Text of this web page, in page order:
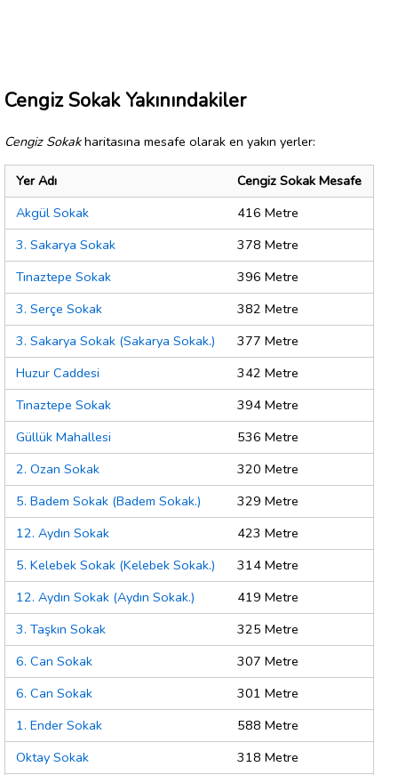
Cengiz Sokak Yakınındakiler
Cengiz Sokakharitasına mesafe olarak en yakın yerler:
Yer Adı
Cengiz Sokak Mesafe
Akgül Sokak
416 Metre
3. Sakarya Sokak
378 Metre
Tınaztepe Sokak
396 Metre
3. Serçe Sokak
382 Metre
3. Sakarya Sokak (Sakarya Sokak.)
377 Metre
Huzur Caddesi
342 Metre
Tınaztepe Sokak
394 Metre
Güllük Mahallesi
536 Metre
2. Ozan Sokak
320 Metre
5. Badem Sokak (Badem Sokak.)
329 Metre
12. Aydın Sokak
423 Metre
5. Kelebek Sokak (Kelebek Sokak.)
314 Metre
12. Aydın Sokak (Aydın Sokak.)
419 Metre
3. Taşkın Sokak
325 Metre
6. Can Sokak
307 Metre
6. Can Sokak
301 Metre
1. Ender Sokak
588 Metre
Oktay Sokak
318 Metre